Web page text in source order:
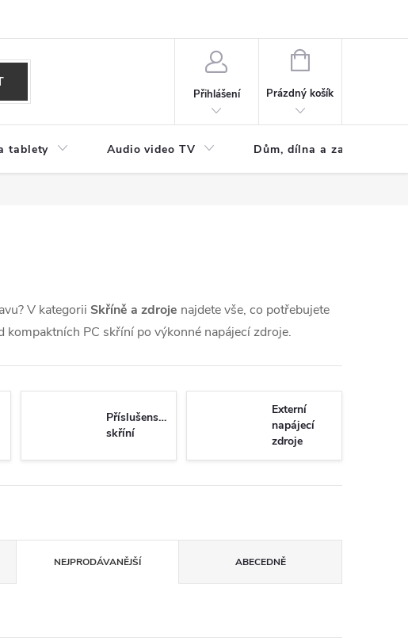
Přihlášení
NÁKUPNÍ
Prázdný košík
tablety Audio video TV Dům, dílna a zahrada
V kategorii Skříně a zdroje najdete vše, co potřebujete
PC skříní po výkonné napájecí zdroje.
Příslušenství
skříní
Externí
napájecí
zdroje
NEJPRODÁVANĚJŠÍ ABECEDNĚ